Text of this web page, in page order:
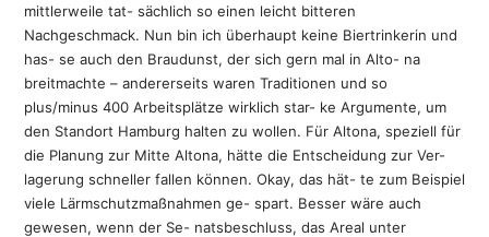
mittlerweile tat- sächlich so einen leicht bitteren
Nachgeschmack. Nun bin ich überhaupt keine Biertrinkerin und
has- se auch den Braudunst, der sich gern mal in Alto- na
breitmachte – andererseits waren Traditionen und so
plus/minus 400 Arbeitsplätze wirklich star- ke Argumente, um
den Standort Hamburg halten zu wollen. Für Altona, speziell für
die Planung zur Mitte Altona, hätte die Entscheidung zur Ver-
lagerung schneller fallen können. Okay, das hät- te zum Beispiel
viele Lärmschutzmaßnahmen ge- spart. Besser wäre auch
gewesen, wenn der Se- natsbeschluss, das Areal unter